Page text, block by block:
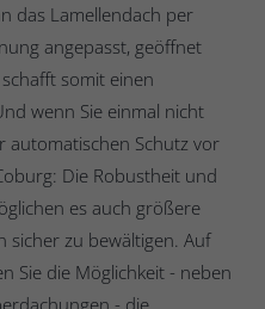
das Lamellendach per
angepasst, geöffnet
somit einen
wenn Sie einmal nicht
automatischen Schutz vor
Die Robustheit und
es auch größere
sicher zu bewältigen. Auf
Sie die Möglichkeit - neben
- die